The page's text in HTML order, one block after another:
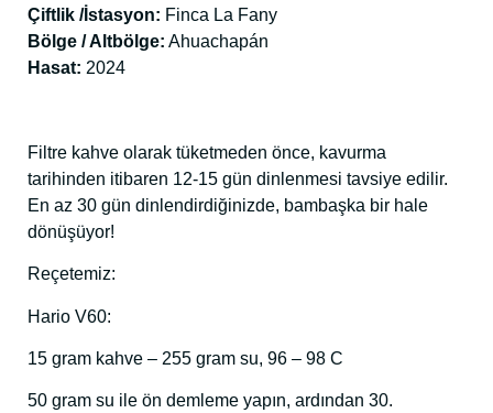
Çiftlik /İstasyon: Finca La Fany
Bölge / Altbölge: Ahuachapán
Hasat: 2024
Filtre kahve olarak tüketmeden önce, kavurma
tarihinden itibaren 12-15 gün dinlenmesi tavsiye edilir.
En az 30 gün dinlendirdiğinizde, bambaşka bir hale
dönüşüyor!
Reçetemiz:
Hario V60:
15 gram kahve – 255 gram su, 96 – 98 C
50 gram su ile ön demleme yapın, ardından 30.